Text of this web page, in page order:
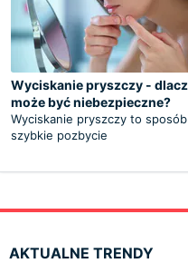
Wyciskanie pryszczy -
może być niebezpieczne?
Wyciskanie pryszczy to
szybkie pozbycie
AKTUALNE TRENDY